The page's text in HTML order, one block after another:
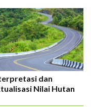
dan
Nilai Hutan